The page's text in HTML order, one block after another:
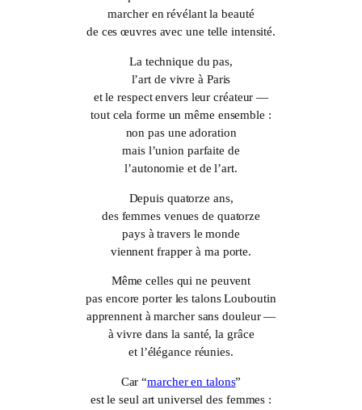
marcher en révélant la beauté
de ces œuvres avec une telle intensité.
La technique du pas,
l’art de vivre à Paris
et le respect envers leur créateur —
tout cela forme un même ensemble :
non pas une adoration
mais l’union parfaite de
l’autonomie et de l’art.
Depuis quatorze ans,
des femmes venues de quatorze
pays à travers le monde
viennent frapper à ma porte.
Même celles qui ne peuvent
pas encore porter les talons Louboutin
apprennent à marcher sans douleur —
à vivre dans la santé, la grâce
et l’élégance réunies.
Car “marcher en talons”
est le seul art universel des femmes :